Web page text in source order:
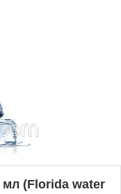
мл (Florida water